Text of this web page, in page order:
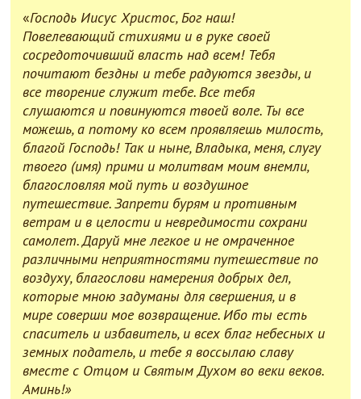
«Господь Иисус Христос, Бог наш!
Повелевающий стихиями и в руке своей
сосредоточивший власть над всем! Тебя
почитают бездны и тебе радуются звезды, и
все творение служит тебе. Все тебя
слушаются и повинуются твоей воле. Ты все
можешь, а потому ко всем проявляешь милость,
благой Господь! Так и ныне, Владыка, меня, слугу
твоего (имя) прими и молитвам моим внемли,
благословляя мой путь и воздушное
путешествие. Запрети бурям и противным
ветрам и в целости и невредимости сохрани
самолет. Даруй мне легкое и не омраченное
различными неприятностями путешествие по
воздуху, благослови намерения добрых дел,
которые мною задуманы для свершения, и в
мире соверши мое возвращение. Ибо ты есть
спаситель и избавитель, и всех благ небесных и
земных податель, и тебе я воссылаю славу
вместе с Отцом и Святым Духом во веки веков.
Аминь!»